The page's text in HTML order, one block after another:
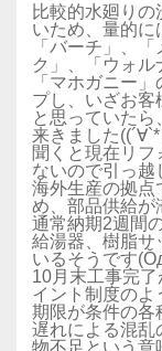
比較的水廻り
いため、量的に
「バーチ」、
ク」、「ウォル
「マホガニー
プし、いざお客
と思っていた
来きました
聞くと現在リ
ないので引っ越
海外生産の拠点
め、部品供給が
通常納期2週間
給湯器、樹脂サ
いるそうです
10月末工事完
イント制度のよ
期限が条件の各
遅れによる混乱
物不足という意